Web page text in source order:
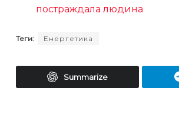
постраждала людина
Теги: Енергетика
Summarize